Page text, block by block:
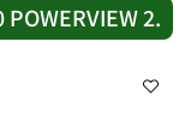
.10X50 POWERVIEW 2 משקפת בושנל